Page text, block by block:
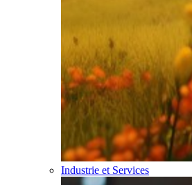
Industrie et Services